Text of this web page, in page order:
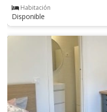
Habitación
Disponible